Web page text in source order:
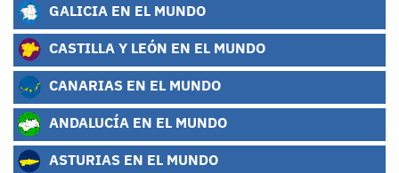
GALICIA EN EL MUNDO
CASTILLA Y LEÓN EN EL MUNDO
CANARIAS EN EL MUNDO
ANDALUCÍA EN EL MUNDO
ASTURIAS EN EL MUNDO